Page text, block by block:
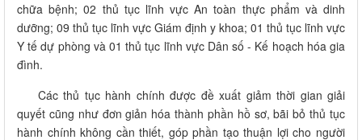
chữa bệnh; 02 thủ tục lĩnh vực An toàn thực phẩm và dinh
dưỡng; 09 thủ tục lĩnh vực Giám định y khoa; 01 thủ tục lĩnh vực
Y tế dự phòng và 01 thủ tục lĩnh vực Dân số - Kế hoạch hóa gia
đình.
Các thủ tục hành chính được đề xuất giảm thời gian giải
quyết cũng như đơn giản hóa thành phần hồ sơ, bãi bỏ thủ tục
hành chính không cần thiết, góp phần tạo thuận lợi cho người